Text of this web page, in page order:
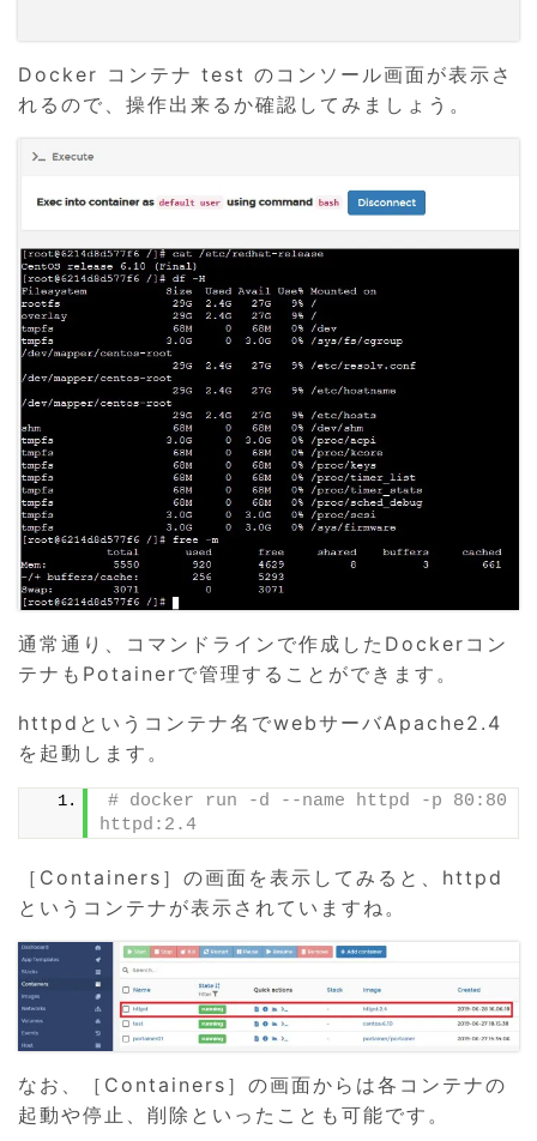
Docker コンテナ test のコンソール画面が表示さ
れるので、操作出来るか確認してみましょう。
通常通り、コマンドラインで作成したDockerコン
テナもPotainerで管理することができます。
httpdというコンテナ名でwebサーバApache2.4
を起動します。
# docker run -d --name httpd -p 80:80
httpd:2.4
［Containers］の画面を表示してみると、httpd
というコンテナが表示されていますね。
なお、［Containers］の画面からは各コンテナの
起動や停止、削除といったことも可能です。